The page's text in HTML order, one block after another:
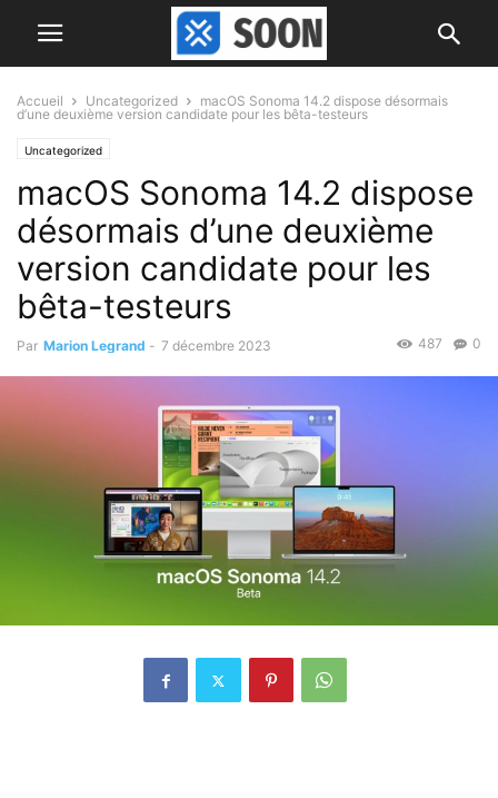
Accueil Uncategorized
macOS Sonoma 14.2 dispose désormais
d’une deuxième version candidate pour les bêta-testeurs
Uncategorized
macOS Sonoma 14.2 dispose
désormais d’une deuxième
version candidate pour les
bêta-testeurs
Par Marion Legrand - 7 décembre 2023 0
487